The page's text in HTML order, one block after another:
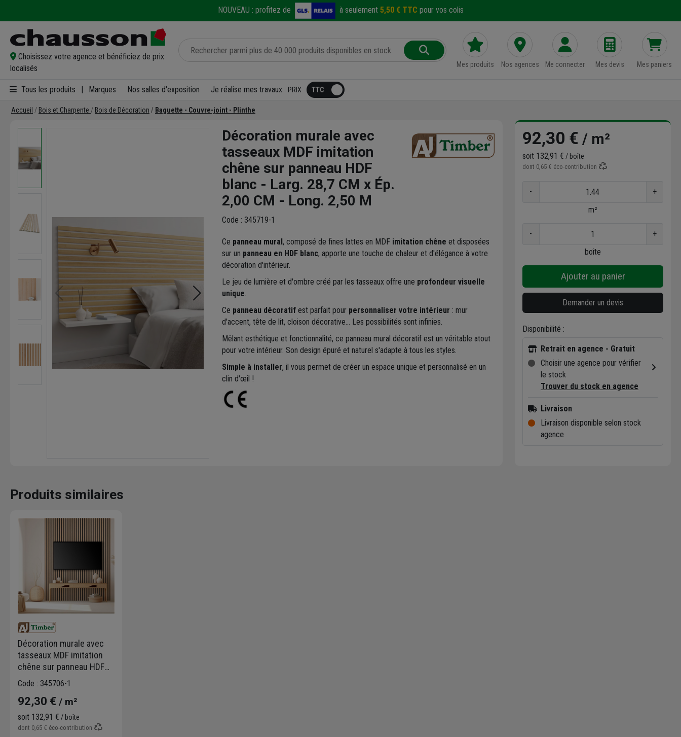
NOUVEAU : profitez de à seulement 5,50 € TTC pour vos colis
Choisissez votre agence et bénéficiez de prix
localisés
Mes produits Nos agences Me connecter Mes devis Mes paniers
Tous les produits Marques Nos salles d'exposition Je réalise mes travaux PRIX
Accueil Bois et Charpente Bois de Décoration Baguette - Couvre-joint - Plinthe
Décoration murale avec
tasseaux MDF imitation
chêne sur panneau HDF
blanc - Larg. 28,7 CM x Ép.
2,00 CM - Long. 2,50 M
Code : 345719-1
Ce panneau mural, composé de fines lattes en MDF imitation chêne et disposées
sur un panneau en HDF blanc, apporte une touche de chaleur et d'élégance à votre
décoration d'intérieur.
Le jeu de lumière et d'ombre créé par les tasseaux offre une profondeur visuelle
unique
Ce panneau décoratifest parfait pour personnaliser votre intérieur : mur
d'accent, tête de lit, cloison décorative... Les possibilités sont infinies.
Mêlant esthétique et fonctionnalité, ce panneau mural décoratif est un véritable atout
pour votre intérieur. Son design épuré et naturel s'adapte à tous les styles.
Simple à installer, il vous permet de créer un espace unique et personnalisé en un
clin d'œil !
92,30 € / m²
soit 132,91 € / boîte
dont 0,65 € éco-contribution
-
+
m²
-
+
boîte
Ajouter au panier
Demander un devis
Disponibilité :
Retrait en agence - Gratuit
Choisir une agence pour vérifier
le stock
Trouver du stock en agence
Livraison
Livraison disponible selon stock
agence
Produits similaires
Décoration murale avec
tasseaux MDF imitation
chêne sur panneau HDF
noir - Larg. 28,7 CM x Ép.
Code : 345706-1
92,30 € / m²
soit 132,91 € / boîte
dont 0,65 € éco-contribution